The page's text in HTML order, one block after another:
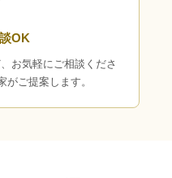
OK
お気軽にご相談くださ
がご提案します。